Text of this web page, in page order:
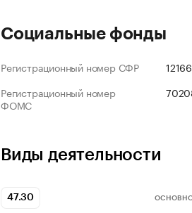
Социальные фонды
Регистрационный номер СФР
Регистрационный номер
ФОМС
Виды деятельности
47.30